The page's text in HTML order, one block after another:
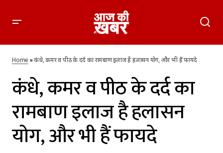
फायदे
Home»कंधे, कमर व पीठ के दर्द का रामबाण इलाज है हलासन योग, और भी हैं फायदे
कंधे, कमर व पीठ के दर्द का
रामबाण इलाज है हलासन
योग, और भी हैं फायदे